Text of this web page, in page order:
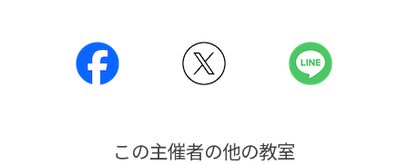
この主催者の他の教室